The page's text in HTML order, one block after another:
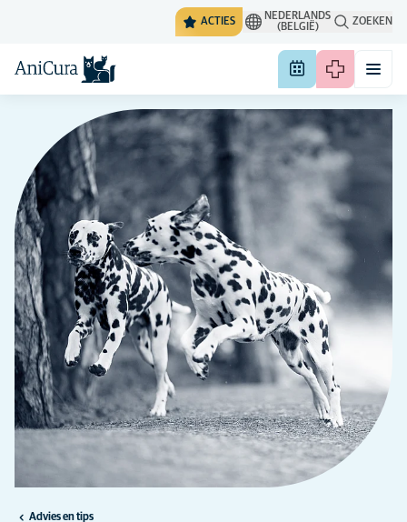
ACTIES
NEDERLANDS
(BELGIË)
ZOEKEN
Advies en tips